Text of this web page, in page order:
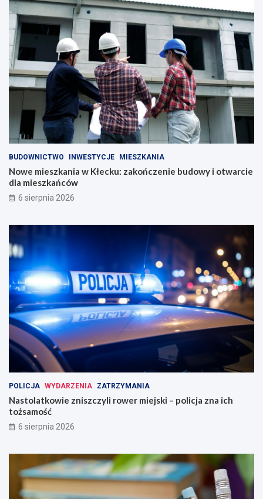
BUDOWNICTWO INWESTYCJE MIESZKANIA
Nowe mieszkania w Kłecku: zakończenie budowy i otwarcie
dla mieszkańców
6 sierpnia 2026
POLICJA WYDARZENIA ZATRZYMANIA
Nastolatkowie zniszczyli rower miejski – policja zna ich
tożsamość
6 sierpnia 2026